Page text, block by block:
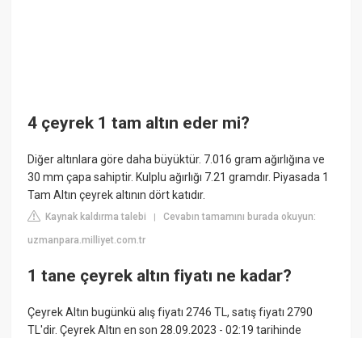
4 çeyrek 1 tam altın eder mi?
Diğer altınlara göre daha büyüktür. 7.016 gram ağırlığına ve
30 mm çapa sahiptir. Kulplu ağırlığı 7.21 gramdır. Piyasada 1
Tam Altın çeyrek altının dört katıdır.
Kaynak kaldırma talebi |Cevabın tamamını burada okuyun:
uzmanpara.milliyet.com.tr
1 tane çeyrek altın fiyatı ne kadar?
Çeyrek Altın bugünkü alış fiyatı 2746 TL, satış fiyatı 2790
TL'dir. Çeyrek Altın en son 28.09.2023 - 02:19 tarihinde